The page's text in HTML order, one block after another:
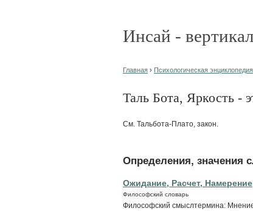
Инсай -
Главная › Психологическая энциклопедия
Таль Бота, Яркость -
См. Тальбота-Плато, закон.
Определения, значения
Ожидание, Расчет,
Философский словарь
Философский смыслтермина: